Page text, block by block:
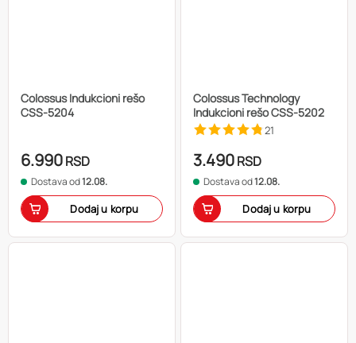
Colossus Indukcioni rešo
CSS-5204
6.990RSD
Dostava od12.08.
Dodaj u korpu
Colossus Technology
Indukcioni rešo CSS-5202
21
3.490RSD
Dostava od12.08.
Dodaj u korpu